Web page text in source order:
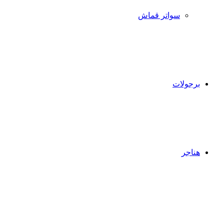
سواتر قماش
برجولات
هناجر